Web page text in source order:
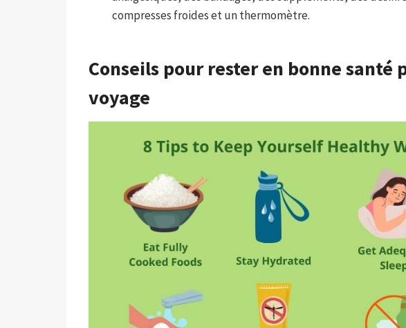
compresses froides et un thermomètre.
Conseils pour rester en bonne santé
voyage